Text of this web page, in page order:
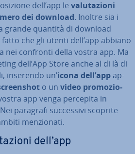
dell’app le va­lu­ta­zio­ni
dei download. Inoltre sia i
grande quantità di download
che gli utenti dell’app abbiano
nei confronti della vostra app. Ma
dell’App Store anche al di là di
inserendo un’icona dell’appap­
o un video pro­mo­zio­
app venga percepita in
paragrafi suc­ces­si­vi scoprite
men­zio­na­ti.
dell’app